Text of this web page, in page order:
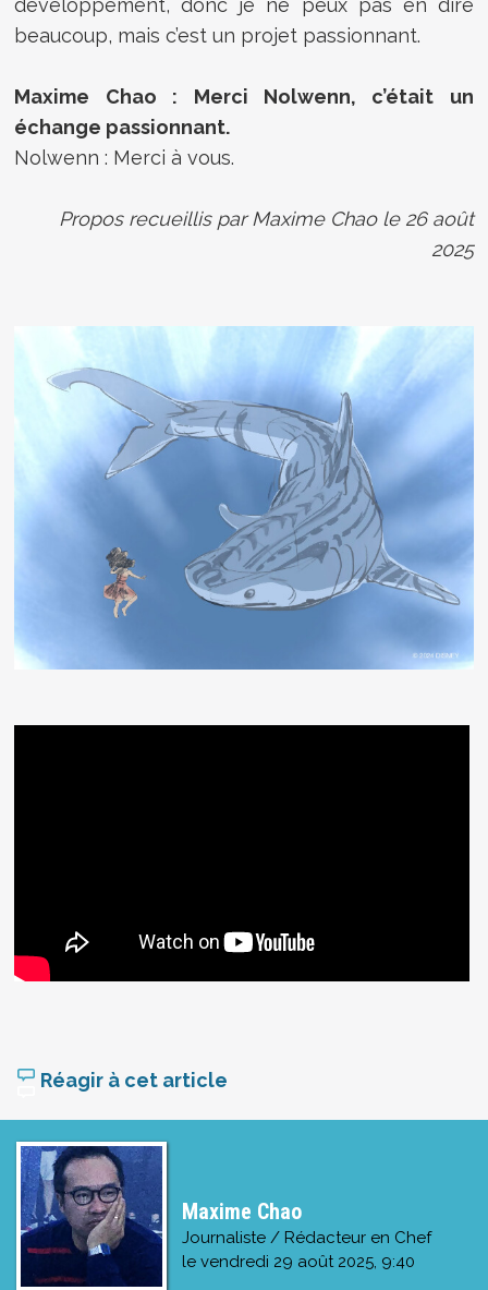
développement, donc je ne peux pas en dire
beaucoup, mais c’est un projet passionnant.
Maxime Chao : Merci Nolwenn, c’était un
échange passionnant.
Nolwenn : Merci à vous.
Propos recueillis par Maxime Chao le 26 août
2025
Réagir à cet article
Maxime Chao
Journaliste / Rédacteur en Chef
le vendredi 29 août 2025, 9:40